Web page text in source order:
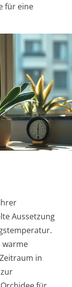
für eine
Aussetzung
warme
in